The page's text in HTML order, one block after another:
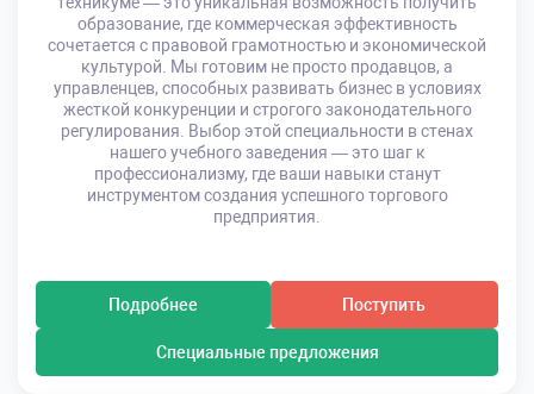
образование, где коммерческая эффективность
сочетается с правовой грамотностью и экономической
культурой. Мы готовим не просто продавцов, а
управленцев, способных развивать бизнес в условиях
жесткой конкуренции и строгого законодательного
регулирования. Выбор этой специальности в стенах
нашего учебного заведения — это шаг к
профессионализму, где ваши навыки станут
инструментом создания успешного торгового
предприятия.
Подробнее Поступить
Специальные предложения